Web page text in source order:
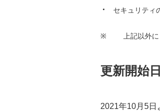
セキュリティ
※ 上記以外
更新開始日
2021年10月5日